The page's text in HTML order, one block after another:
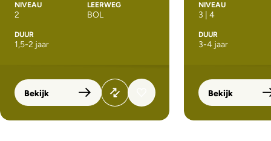
NIVEAU
2
LEERWEG
BOL
DUUR
1,5-2 jaar
Bekijk
NIVEAU
3 | 4
DUUR
3-4 jaar
Bekijk